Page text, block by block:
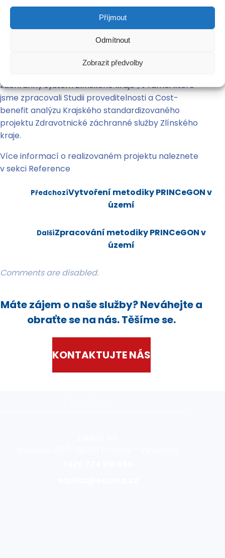
Příjmout
Odmítnout
Zobrazit předvolby
projektu „IZS Zlínského
kraje“
Úspěšně jsme realizovali 1. fázi zakázky na
záchranný systém Zlínského kraje“, v rámci které
jsme zpracovali Studii proveditelnosti a Cost-
benefit analýzu Krajského standardizovaného
projektu Zdravotnické záchranné služby Zlínského
kraje.
Více informací o realizovaném projektu naleznete
v sekci Reference
PředchozíVytvoření metodiky PRINCeGON v
území
DalšíZpracování metodiky PRINCeGON v
území
Comments are disabled.
Máte zájem o naše služby? Neváhejte a
obraťte se na nás. Těšíme se.
KONTAKTUJTE NÁS